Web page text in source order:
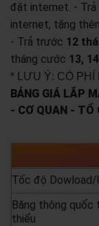
đặt internet. -
internet, tặng
- Trả trước 12
tháng cước 13,
* LƯU Ý: CÓ PHÍ
BẢNG GIÁ LẮP
- CƠ QUAN - TỔ
Tốc độ Dowload/
Băng thông
thiểu